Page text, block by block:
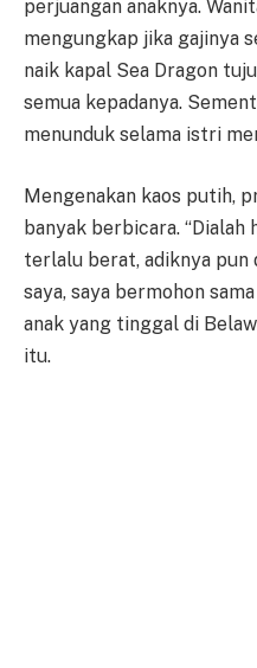
perjuangan anaknya.
mengungkap jika gajinya
naik kapal Sea Dragon
semua kepadanya.
menunduk selama istri
Mengenakan kaos putih,
banyak berbicara.
terlalu berat, adiknya pun
saya, saya bermohon
anak yang tinggal di
itu.